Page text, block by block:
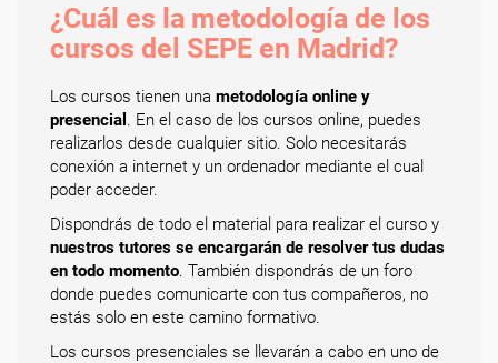
¿Cuál es la metodología de los
cursos del SEPE en Madrid?
Los cursos tienen una metodología online y
presencial
. En el caso de los cursos online, puedes
realizarlos desde cualquier sitio. Solo necesitarás
conexión a internet y un ordenador mediante el cual
poder acceder.
Dispondrás de todo el material para realizar el curso y
nuestros tutores se encargarán de resolver tus dudas
en todo momento . También dispondrás de un foro
donde puedes comunicarte con tus compañeros, no
estás solo en este camino formativo.
Los cursos presenciales se llevarán a cabo en uno de